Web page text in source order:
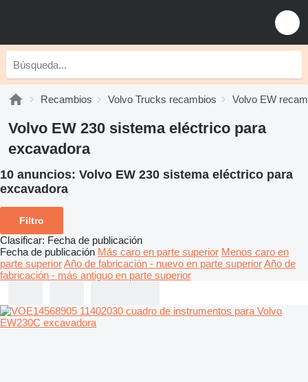
Recambios Volvo Trucks recambios Volvo EW
Volvo EW 230 sistema eléctrico para
excavadora
10 anuncios: Volvo EW 230 sistema eléctrico para
excavadora
Filtro
Clasificar: Fecha de publicación
Fecha de publicación Más caro en parte superior Menos caro en
parte superiorAño de fabricación - nuevo en parte superiorAño de
fabricación - más antiguo en parte superior